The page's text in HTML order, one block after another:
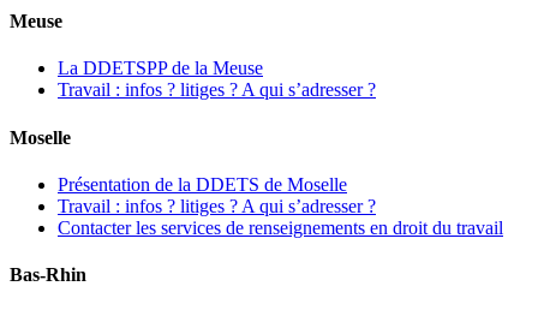
Meuse
La DDETSPP de la Meuse
Travail : infos ? litiges ? A qui s’adresser ?
Moselle
Présentation de la DDETS de Moselle
Travail : infos ? litiges ? A qui s’adresser ?
Contacter les services de renseignements en droit du travail
Bas-Rhin